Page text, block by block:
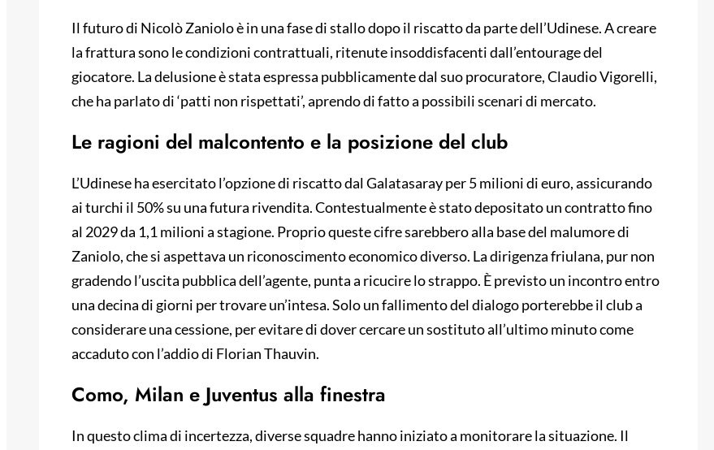
Il futuro di Nicolò Zaniolo è in una fase di stallo dopo il riscatto da parte dell’Udinese. A creare
la frattura sono le condizioni contrattuali, ritenute insoddisfacenti dall’entourage del
giocatore. La delusione è stata espressa pubblicamente dal suo procuratore, Claudio Vigorelli,
che ha parlato di ‘patti non rispettati’, aprendo di fatto a possibili scenari di mercato.
Le ragioni del malcontento e la posizione del club
L’Udinese ha esercitato l’opzione di riscatto dal Galatasaray per 5 milioni di euro, assicurando
ai turchi il 50% su una futura rivendita. Contestualmente è stato depositato un contratto fino
al 2029 da 1,1 milioni a stagione. Proprio queste cifre sarebbero alla base del malumore di
Zaniolo, che si aspettava un riconoscimento economico diverso. La dirigenza friulana, pur non
gradendo l’uscita pubblica dell’agente, punta a ricucire lo strappo. È previsto un incontro entro
una decina di giorni per trovare un’intesa. Solo un fallimento del dialogo porterebbe il club a
considerare una cessione, per evitare di dover cercare un sostituto all’ultimo minuto come
accaduto con l’addio di Florian Thauvin.
Como, Milan e Juventus alla finestra
In questo clima di incertezza, diverse squadre hanno iniziato a monitorare la situazione. Il